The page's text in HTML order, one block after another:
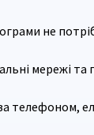
не
мережі та
телефоном,